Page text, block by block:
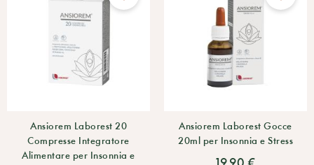
Ansiorem Laborest 20
Compresse Integratore
Alimentare per Insonnia e
Ansiorem Laborest Gocce
20ml per Insonnia e Stress